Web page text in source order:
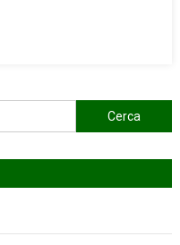
Ricerca
per: